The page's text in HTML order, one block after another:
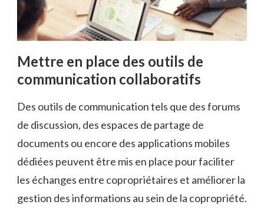
Mettre en place des outils de
communication collaboratifs
Des outils de communication tels que des forums
de discussion, des espaces de partage de
documents ou encore des applications mobiles
dédiées peuvent être mis en place pour faciliter
les échanges entre copropriétaires et améliorer la
gestion des informations au sein de la copropriété.